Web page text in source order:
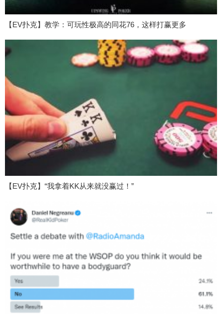
【EV扑克】教学：可玩性极高的同花76，这样打赢更多
【EV扑克】“我拿着KK从来就没赢过！”